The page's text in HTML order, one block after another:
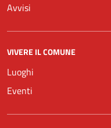
Avvisi
VIVERE IL COMUNE
Luoghi
Eventi